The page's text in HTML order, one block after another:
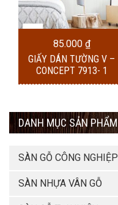
85.000 ₫
GIẤY DÁN TƯỜNG V –
CONCEPT 7913- 1
DANH MỤC SẢN PHẨM
SÀN GỖ CÔNG NGHIỆP
SÀN NHỰA VÂN GỖ